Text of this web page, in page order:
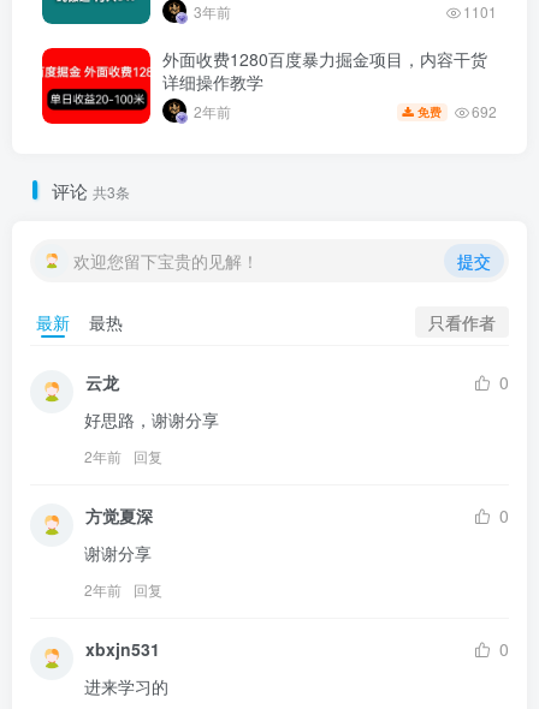
3年前 1101
外面收费1280百度暴力掘金项目，内容干货
详细操作教学
2年前 免费 692
评论 共3条
欢迎您留下宝贵的见解！ 提交
最新 最热 只看作者
云龙
0
好思路，谢谢分享
2年前 回复
方觉夏深
0
谢谢分享
2年前 回复
xbxjn531
0
进来学习的